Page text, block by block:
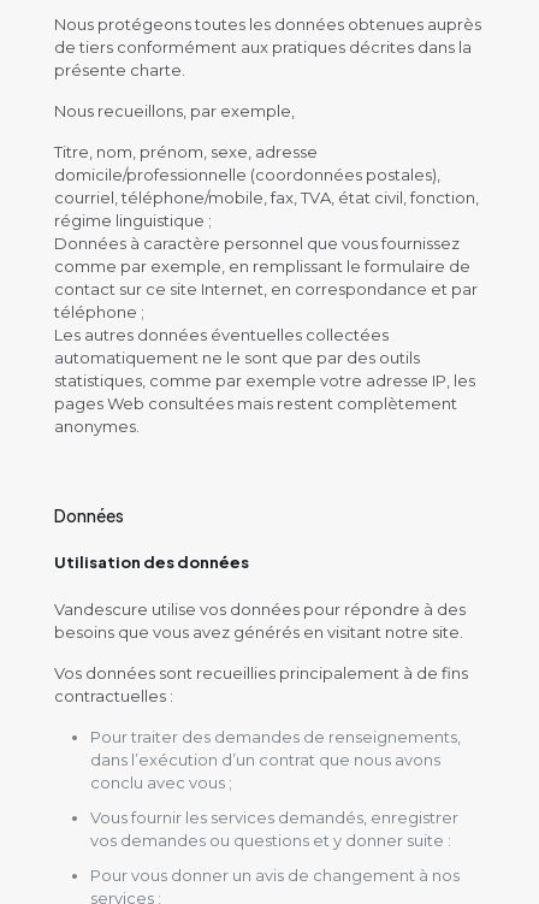
Nous protégeons toutes les données obtenues auprès
de tiers conformément aux pratiques décrites dans la
présente charte.
Nous recueillons, par exemple,
Titre, nom, prénom, sexe, adresse
domicile/professionnelle (coordonnées postales),
courriel, téléphone/mobile, fax, TVA, état civil, fonction,
régime linguistique ;
Données à caractère personnel que vous fournissez
comme par exemple, en remplissant le formulaire de
contact sur ce site Internet, en correspondance et par
téléphone ;
Les autres données éventuelles collectées
automatiquement ne le sont que par des outils
statistiques, comme par exemple votre adresse IP, les
pages Web consultées mais restent complètement
anonymes.
Données
Utilisation des données
Vandescure utilise vos données pour répondre à des
besoins que vous avez générés en visitant notre site.
Vos données sont recueillies principalement à de fins
contractuelles :
Pour traiter des demandes de renseignements,
dans l’exécution d’un contrat que nous avons
conclu avec vous ;
Vous fournir les services demandés, enregistrer
vos demandes ou questions et y donner suite :
Pour vous donner un avis de changement à nos
services ;